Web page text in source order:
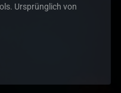
Ursprünglich von